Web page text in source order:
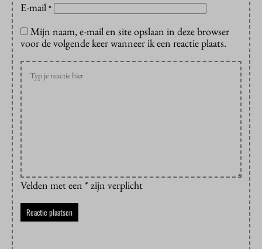
E-mail *
Mijn naam, e-mail en site opslaan in deze browser
voor de volgende keer wanneer ik een reactie plaats.
Velden met een * zijn verplicht